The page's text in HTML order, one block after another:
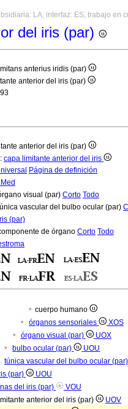
LA, interfaz: ES, trabajo en
del iris (par)
anterius iridis (par)
anterior del iris (par)
anterior del iris (par)
capa limitante anterior del iris
Página de definición
visual (par) Corto Todo
vascular del bulbo ocular (par)
(par)
de órgano Corto Todo
cuerpo humano
órganos sensoriales
XOS
órgano visual (par)
UOX
bulbo ocular (par)
UOU
túnica vascular del bulbo ocular
(par)
UOU
del iris (par)
VOU
anterior del iris (par)
UOV